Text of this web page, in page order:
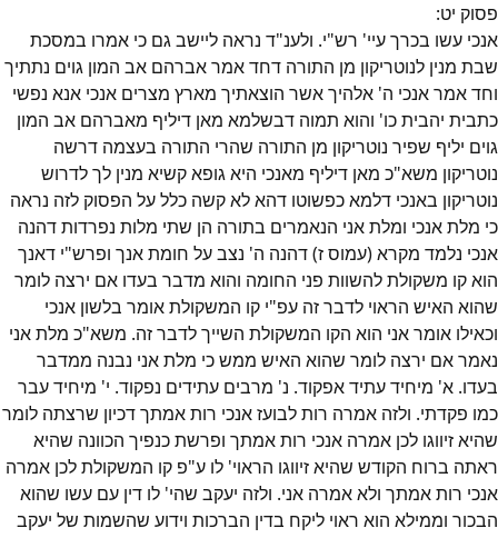
פסוק יט:
אנכי עשו בכרך עיי' רש"י. ולענ"ד נראה ליישב גם כי אמרו במסכת
שבת מנין לנוטריקון מן התורה דחד אמר אברהם אב המון גוים נתתיך
וחד אמר אנכי ה' אלהיך אשר הוצאתיך מארץ מצרים אנכי אנא נפשי
כתבית יהבית כו' והוא תמוה דבשלמא מאן דיליף מאברהם אב המון
גוים יליף שפיר נוטריקון מן התורה שהרי התורה בעצמה דרשה
נוטריקון משא"כ מאן דיליף מאנכי היא גופא קשיא מנין לך לדרוש
נוטריקון באנכי דלמא כפשוטו דהא לא קשה כלל על הפסוק לזה נראה
כי מלת אנכי ומלת אני הנאמרים בתורה הן שתי מלות נפרדות דהנה
אנכי נלמד מקרא (עמוס ז) דהנה ה' נצב על חומת אנך ופרש"י דאנך
הוא קו משקולת להשוות פני החומה והוא מדבר בעדו אם ירצה לומר
שהוא האיש הראוי לדבר זה עפ"י קו המשקולת אומר בלשון אנכי
וכאילו אומר אני הוא הקו המשקולת השייך לדבר זה. משא"כ מלת אני
נאמר אם ירצה לומר שהוא האיש ממש כי מלת אני נבנה ממדבר
בעדו. א' מיחיד עתיד אפקוד. נ' מרבים עתידים נפקוד. י' מיחיד עבר
כמו פקדתי. ולזה אמרה רות לבועז אנכי רות אמתך דכיון שרצתה לומר
שהיא זיווגו לכן אמרה אנכי רות אמתך ופרשת כנפיך הכוונה שהיא
ראתה ברוח הקודש שהיא זיווגו הראוי' לו ע"פ קו המשקולת לכן אמרה
אנכי רות אמתך ולא אמרה אני. ולזה יעקב שהי' לו דין עם עשו שהוא
הבכור וממילא הוא ראוי ליקח בדין הברכות וידוע שהשמות של יעקב